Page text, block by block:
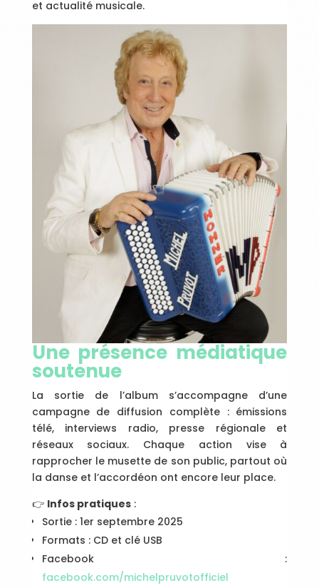
et actualité musicale.
Une présence médiatique
soutenue
La sortie de l’album s’accompagne d’une
campagne de diffusion complète : émissions
télé, interviews radio, presse régionale et
réseaux sociaux. Chaque action vise à
rapprocher le musette de son public, partout où
la danse et l’accordéon ont encore leur place.
👉 Infos pratiques:
Sortie : 1er septembre 2025
Formats : CD et clé USB
Facebook :
facebook.com/michelpruvotofficiel